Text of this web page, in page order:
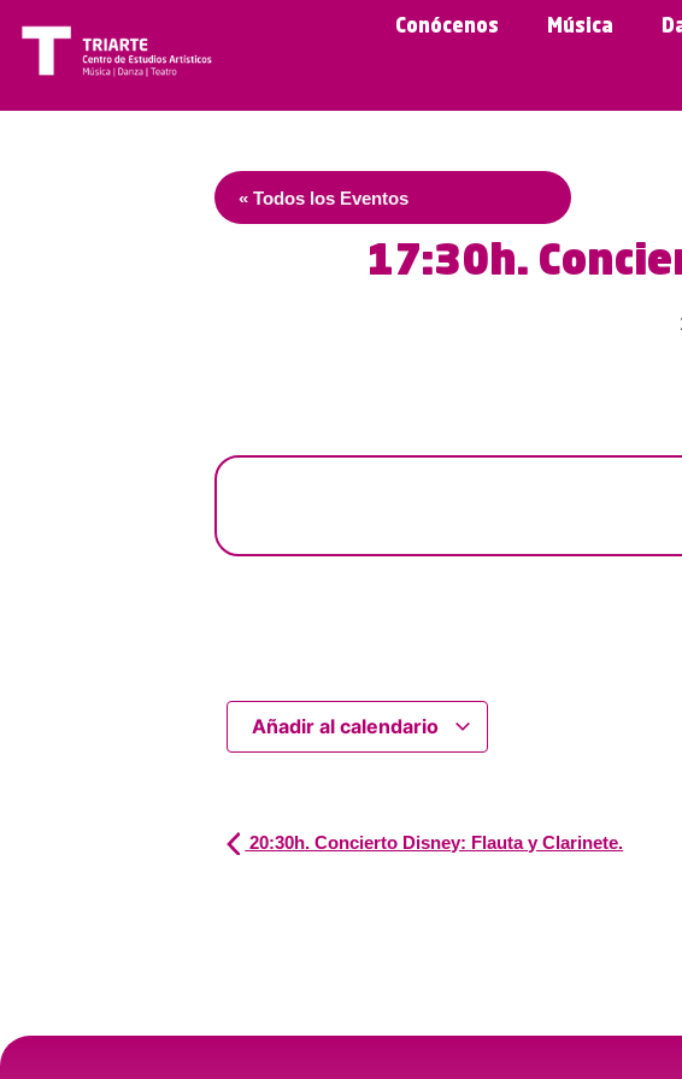
Conócenos Música
« Todos los Eventos
17:30h.
Añadir al calendario
20:30h. Concierto Disney: Flauta y Clarinete.